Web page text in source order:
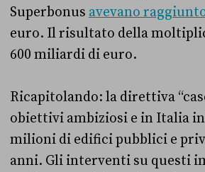
Superbonus avevano
euro. Il risultato della
600 miliardi di euro.
Ricapitolando: la direttiva
obiettivi ambiziosi e in Italia
milioni di edifici pubblici e
anni. Gli interventi su questi